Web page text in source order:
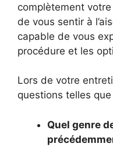
complètement
de vous sentir à
capable de vous
procédure et les
Lors de votre
questions telles que
Quel genre